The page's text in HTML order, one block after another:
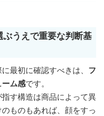
ぶうえで重要な判断基
最初に確認すべきは、 フ
ム感です。
指す構造は商品によって異
ものもあれば、顔をすっ